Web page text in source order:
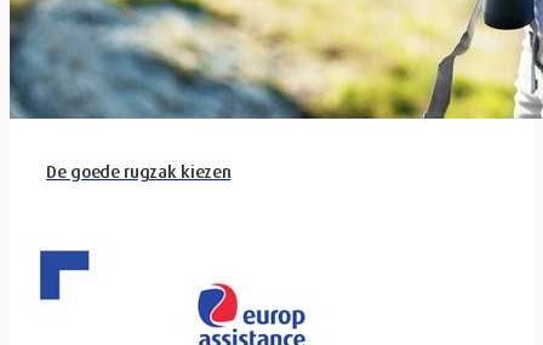
De goede rugzak kiezen